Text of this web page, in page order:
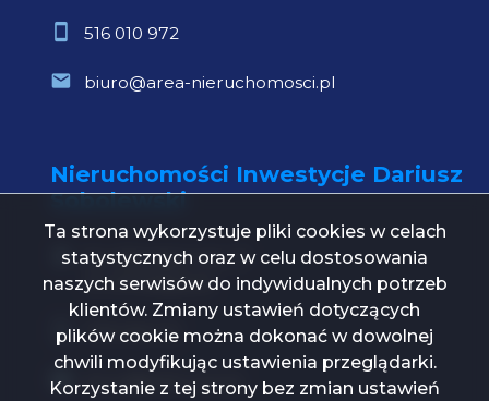
516 010 972
biuro@area-nieruchomosci.pl
Nieruchomości Inwestycje Dariusz
Sobolewski
Św. Mikołaja 1 lok. 21
15-419 Białystok
739 000 112
biuro@ni24.com.pl
Ta strona wykorzystuje pliki cookies w celach
statystycznych oraz w celu dostosowania
naszych serwisów do indywidualnych potrzeb
klientów. Zmiany ustawień dotyczących
plików cookie można dokonać w dowolnej
chwili modyfikując ustawienia przeglądarki.
Korzystanie z tej strony bez zmian ustawień